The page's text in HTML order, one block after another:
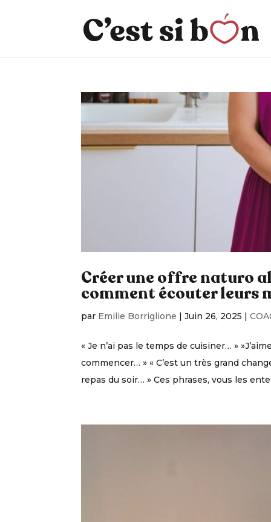
Créer une offre naturo
comment écouter leurs
par Emilie Borriglione |Juin 26, 2025 |
« Je n’ai pas le temps de cuisiner… »
commencer… » « C’est un très grand
repas du soir… » Ces phrases, vous les